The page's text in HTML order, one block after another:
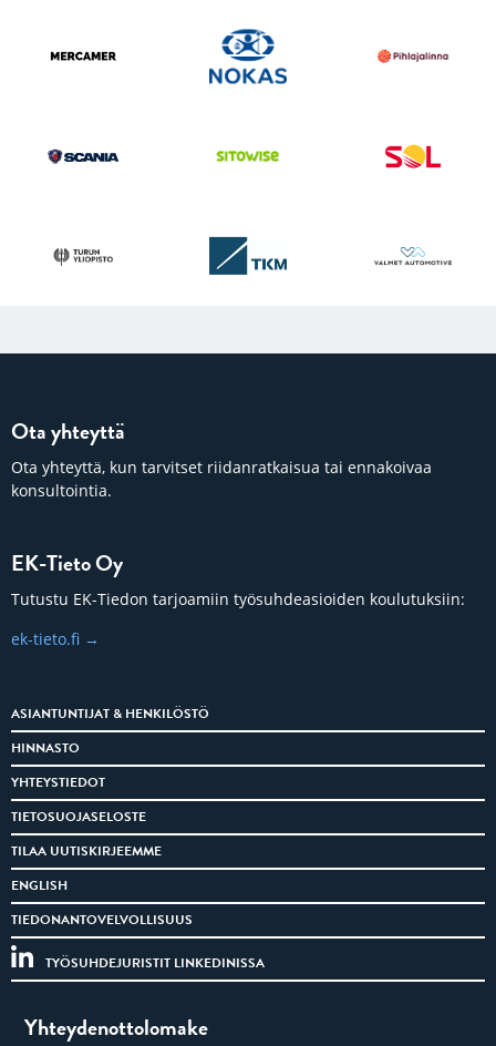
Ota yhteyttä
Ota yhteyttä, kun tarvitset riidanratkaisua tai ennakoivaa
konsultointia.
EK-Tieto Oy
Tutustu EK-Tiedon tarjoamiin työsuhdeasioiden koulutuksiin:
ek-tieto.fi
ASIANTUNTIJAT & HENKILÖSTÖ
HINNASTO
YHTEYSTIEDOT
TIETOSUOJASELOSTE
TILAA UUTISKIRJEEMME
ENGLISH
TIEDONANTOVELVOLLISUUS
TYÖSUHDEJURISTIT LINKEDINISSA
Yhteydenottolomake